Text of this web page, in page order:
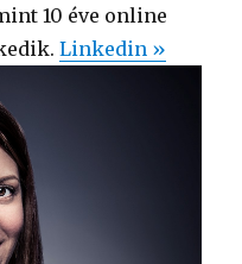
10 éve online
Linkedin »